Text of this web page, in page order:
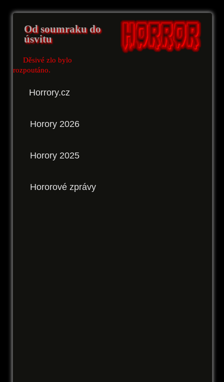
Od soumraku do
úsvitu
Děsivé zlo bylo
rozpoutáno.
Horrory.cz
Horory 2026
Horory 2025
Hororové zprávy